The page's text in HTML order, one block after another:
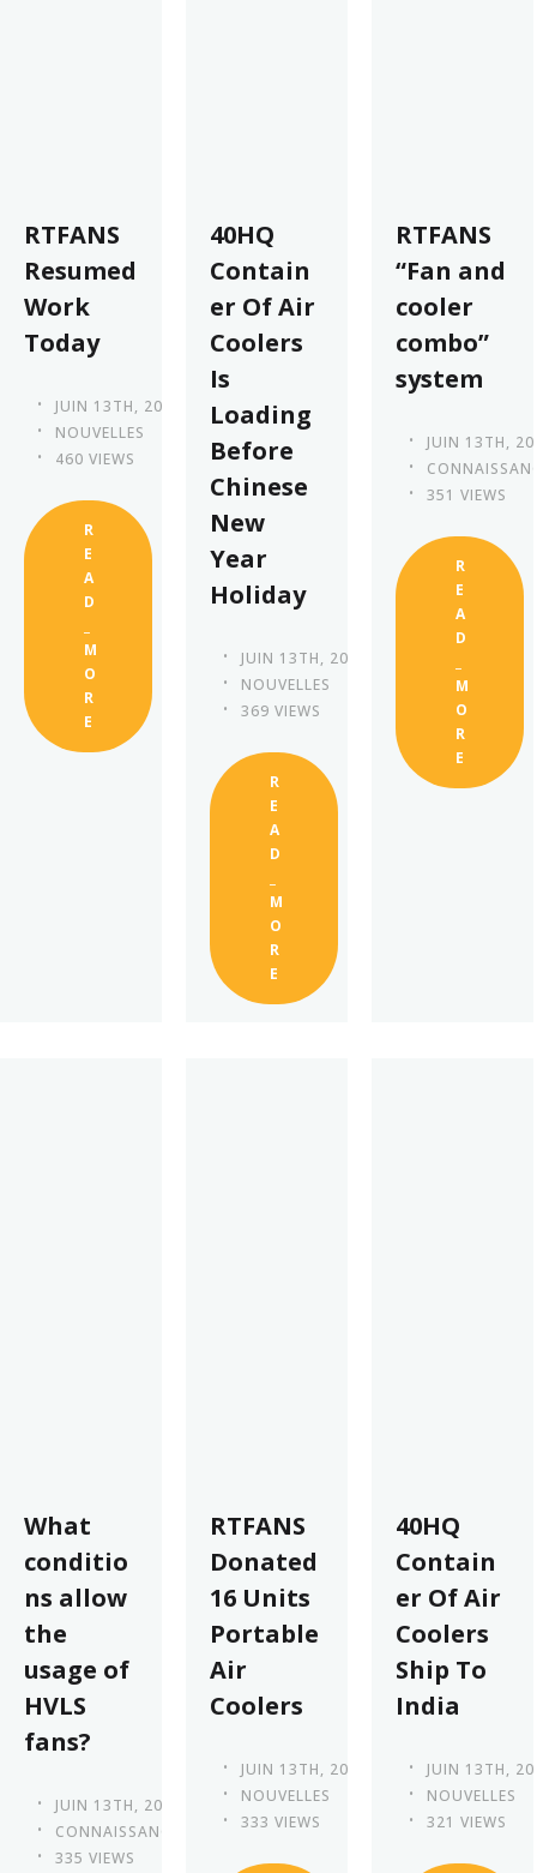
RTFANS
Resumed
Work
Today
JUIN 13TH, 2023
NOUVELLES
460 VIEWS
R
E
A
D
M
O
R
E
40HQ
Contain
er Of Air
Coolers
Is
Loading
Before
Chinese
New
Year
Holiday
JUIN 13TH, 2023
NOUVELLES
369 VIEWS
R
E
A
D
M
O
R
E
RTFANS
“Fan and
cooler
combo”
system
JUIN 13TH,
351 VIEWS
R
E
A
D
M
O
R
E
What
conditio
ns allow
the
usage of
HVLS
fans?
JUIN 13TH, 2023
CONNAISSANCE
335 VIEWS
RTFANS
Donated
16 Units
Portable
Air
Coolers
JUIN 13TH, 2023
NOUVELLES
333 VIEWS
40HQ
Contain
er Of Air
Coolers
Ship To
India
JUIN 13TH,
NOUVELLES
321 VIEWS